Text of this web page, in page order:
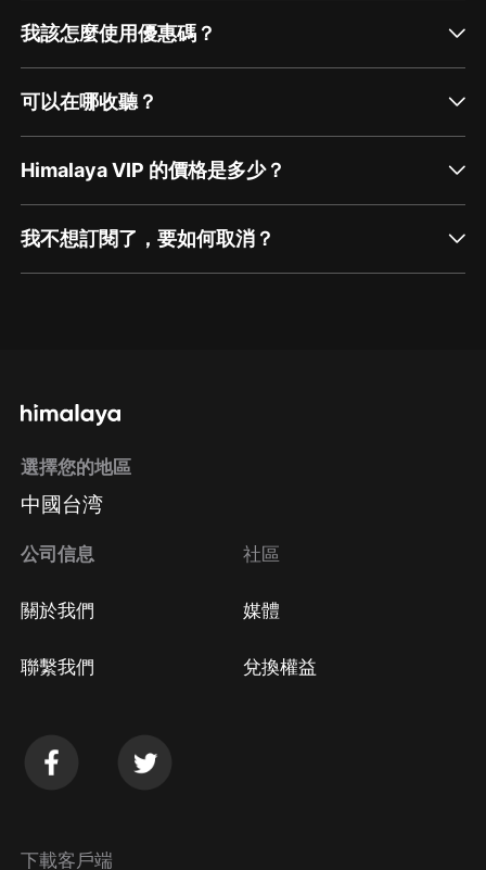
我該怎麼使用優惠碼？
可以在哪收聽？
Himalaya VIP 的價格是多少？
我不想訂閱了，要如何取消？
方法 Google Play取消訂閱方法
選擇您的地區
中國台湾
公司信息
關於我們
聯繫我們
社區
媒體
兌換權益
下載客戶端